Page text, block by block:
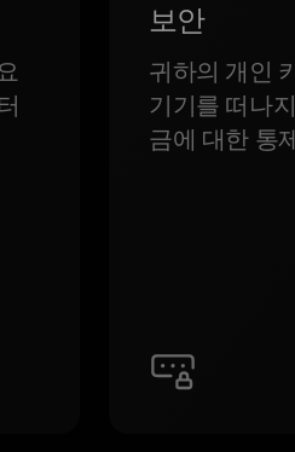
보안
귀하의 개인
기기를 떠나
금에 대한 통